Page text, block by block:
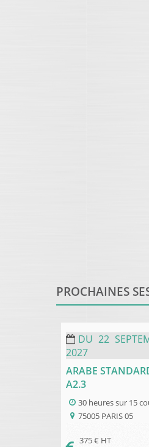
PROCHAINES
DU 22
2027
ARABE
A2.3
30 heuressur 15
75005 PARIS 05
375€ HT